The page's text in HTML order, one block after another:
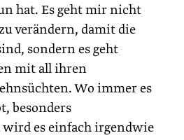
hat. Es geht mir nicht
verändern, damit die
sondern es geht
mit all ihren
Wo immer es
besonders
es einfach irgendwie